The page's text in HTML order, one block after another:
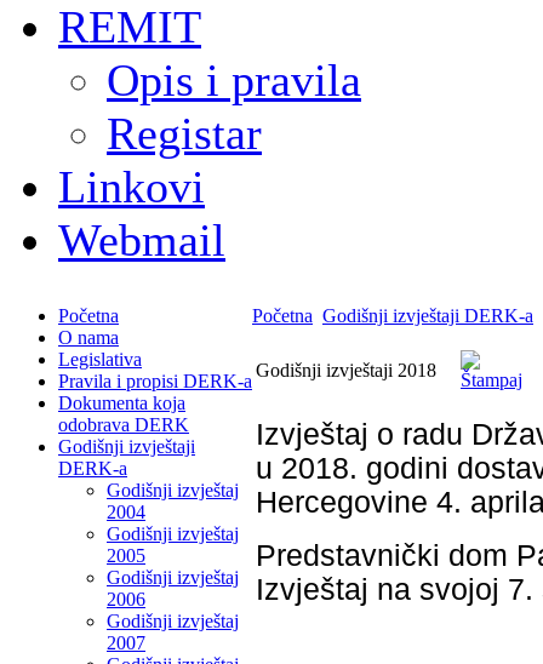
REMIT
Opis i pravila
Registar
Linkovi
Webmail
Početna
O nama
Legislativa
Pravila i propisi DERK-a
Dokumenta koja
odobrava DERK
Godišnji izvještaji
DERK-a
Godišnji izvještaj
2004
Godišnji izvještaj
2005
Godišnji izvještaj
2006
Godišnji izvještaj
2007
Početna Godišnji izvještaji DERK-a
Godišnji izvještaji 2018
Izvještaj o radu
u 2018. godini
Hercegovine 4.
Predstavnički dom
Izvještaj na svojoj